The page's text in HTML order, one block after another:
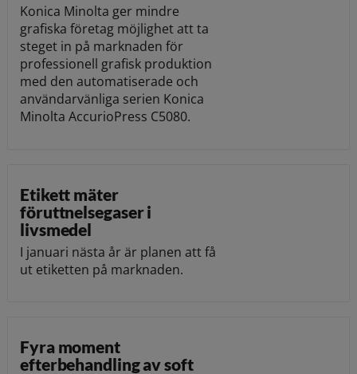
Konica Minolta ger mindre
grafiska företag möjlighet att ta
steget in på marknaden för
professionell grafisk produktion
med den automatiserade och
användarvänliga serien Konica
Minolta AccurioPress C5080.
Etikett mäter
föruttnelsegaser i
livsmedel
I januari nästa år är planen att få
ut etiketten på marknaden.
Fyra moment
efterbehandling av soft